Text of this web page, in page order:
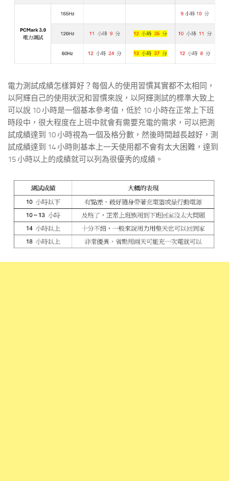
電力測試成績怎樣算好？每個人的使用習慣其實都不太相同，
以阿輝自己的使用狀況和習慣來說，以阿輝測試的標準大致上
可以說 10 小時是一個基本參考值，低於 10 小時在正常上下班
時段中，很大程度在上班中就會有需要充電的需求，可以把測
試成績達到 10 小時視為一個及格分數，然後時間越長越好，測
試成績達到 14 小時則基本上一天使用都不會有太大困難，達到
15 小時以上的成績就可以列為很優秀的成績。